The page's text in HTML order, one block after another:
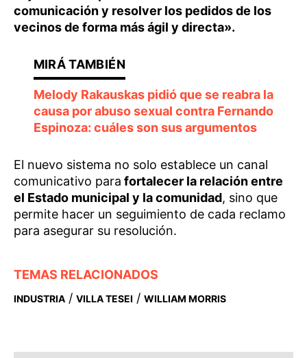
comunicación y resolver los pedidos de los
vecinos de forma más ágil y directa».
Melody Rakauskas pidió que se reabra la
causa por abuso sexual contra Fernando
Espinoza: cuáles son sus argumentos
El nuevo sistema no solo establece un canal
comunicativo para fortalecer la relación entre
el Estado municipal y la comunidad, sino que
permite hacer un seguimiento de cada reclamo
para asegurar su resolución.
TEMAS RELACIONADOS
INDUSTRIA / VILLA TESEI / WILLIAM MORRIS